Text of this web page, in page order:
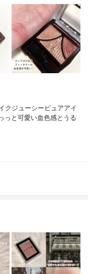
クジューシーピュアアイ
っと可愛い血色感とうる